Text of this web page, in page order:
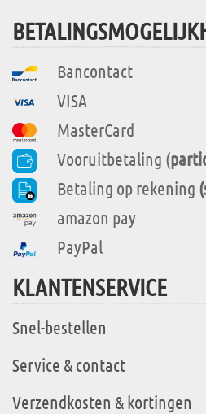
Bancontact
VISA
MasterCard
Vooruitbetaling (
Betaling op rekening
amazon pay
PayPal
KLANTENSERVICE
Snel-bestellen
Service & contact
Verzendkosten & kortingen